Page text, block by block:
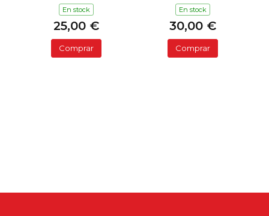
En stock
25,00 €
Comprar
En stock
30,00 €
Comprar